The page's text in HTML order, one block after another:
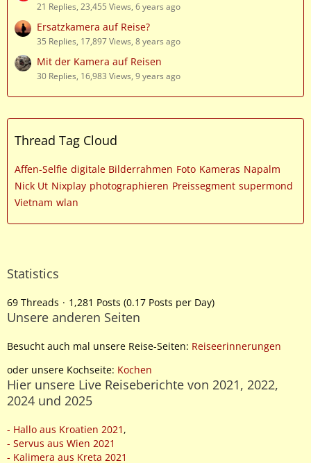
21 Replies, 23,455 Views, 6 years ago
Ersatzkamera auf Reise?
35 Replies, 17,897 Views, 8 years ago
Mit der Kamera auf Reisen
30 Replies, 16,983 Views, 9 years ago
Thread Tag Cloud
Affen-Selfie digitale Bilderrahmen Foto Kameras Napalm
Nick Ut Nixplay photographieren Preissegment supermond
Vietnam wlan
Statistics
69 Threads 1,281 Posts (0.17 Posts per Day)
Unsere anderen Seiten
Besucht auch mal unsere Reise-Seiten: Reiseerinnerungen
oder unsere Kochseite: Kochen
Hier unsere Live Reiseberichte von 2021, 2022,
2024 und 2025
- Hallo aus Kroatien 2021 ,
- Servus aus Wien 2021
- Kalimera aus Kreta 2021